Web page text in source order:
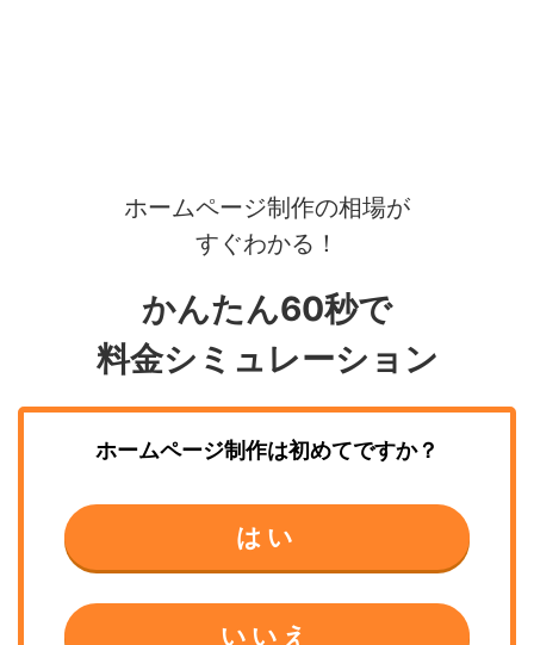
ホームページ制作の相場が
すぐわかる！
かんたん60秒で
料金シミュレーション
ホームページ制作は初めてですか？
はい
いいえ